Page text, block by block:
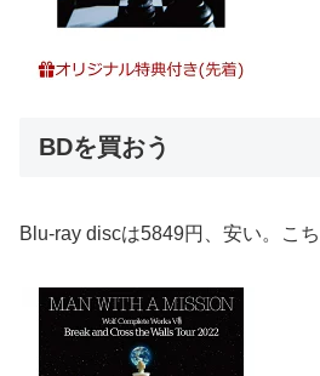
BDを買おう
Blu-ray discは5849円、安い。こ